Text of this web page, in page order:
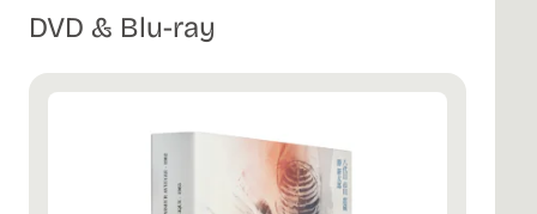
DVD & Blu-ray